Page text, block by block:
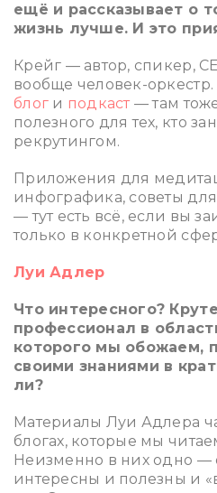
ещё и рассказывает о
жизнь лучше. И это
Крейг — автор, спикер,
вообще человек-
блог и подкаст — там
полезного для тех, кто
рекрутингом.
Приложения для
инфографика, советы
— тут есть всё, если вы
только в конкретной
Луи Адлер
Что интересного?
профессионал в
которого мы обожаем,
своими знаниями в
ли?
Материалы Луи Адлера
блогах, которые мы
Неизменно в них одно —
интересны и полезны и